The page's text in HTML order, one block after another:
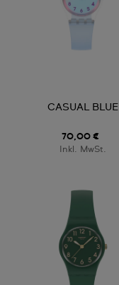
CASUAL BLUE
70,00 €
Inkl. MwSt.